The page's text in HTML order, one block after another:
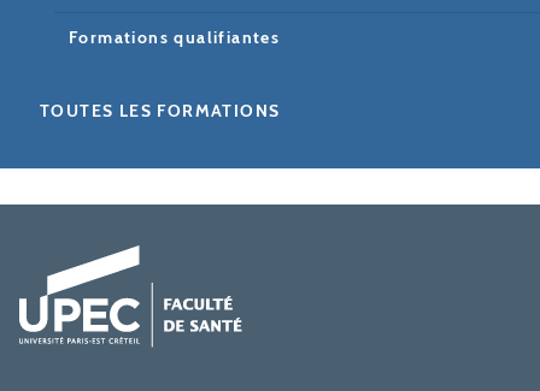
Formations qualifiantes
TOUTES LES FORMATIONS